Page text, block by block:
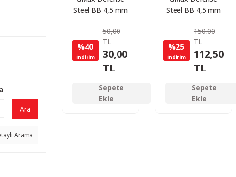
Ara
Arama
Steel BB 4,5 mm
Saçma 250 Adet
%40
İndirim
50,00
TL
30,00
TL
Sepete
Ekle
Steel BB 4,5 mm
Saçma 1500 Adet
%25
İndirim
150,00
TL
112,50
TL
Sepete
Ekle